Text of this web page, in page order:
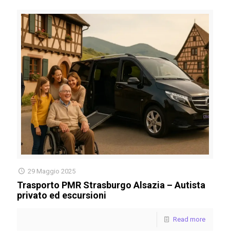
29 Maggio 2025
Trasporto PMR Strasburgo Alsazia – Autista
privato ed escursioni
Read more